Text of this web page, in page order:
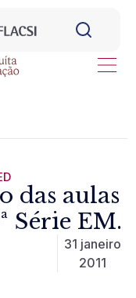
das aulas
Série EM.
31 janeiro
2011